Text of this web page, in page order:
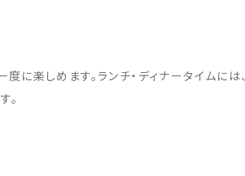
楽しめます。ランチ・ディナータイムには、
。